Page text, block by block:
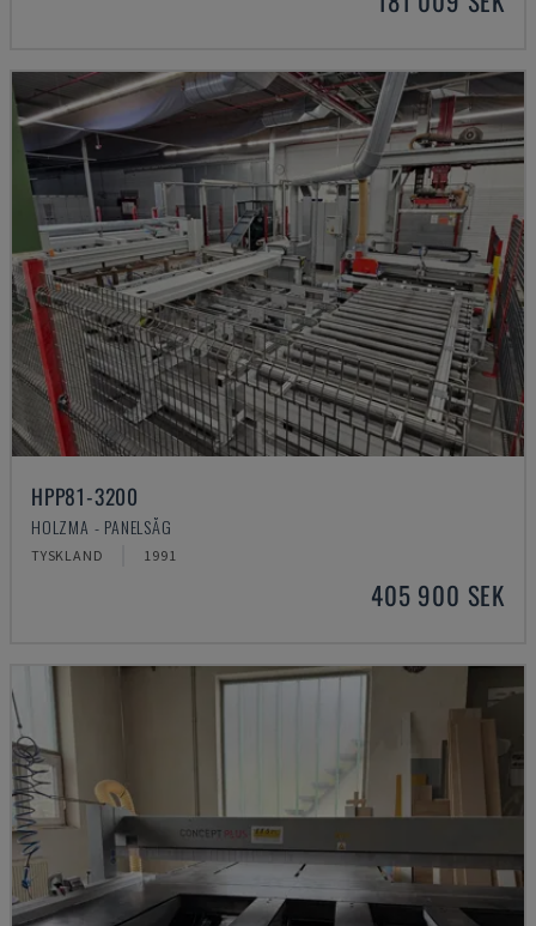
HPP81-3200
HOLZMA - PANELSÅG
TYSKLAND 1991
405 900 SEK